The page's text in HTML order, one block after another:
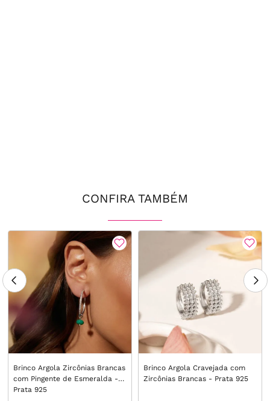
CONFIRA TAMBÉM
Brinco Argola Zircônias Brancas
com Pingente de Esmeralda -
Prata 925
Brinco Argola Cravejada com
Zircônias Brancas - Prata 925